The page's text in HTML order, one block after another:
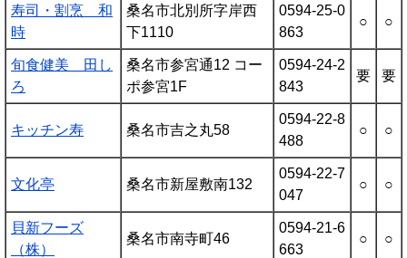
寿司・割烹 和
時
桑名市北別所字岸西
下1110
0594-25-0
863
○ ○
旬食健美 田し
ろ
桑名市参宮通12 コー
ポ参宮1F
0594-24-2
843
要 要
キッチン寿 桑名市吉之丸58
0594-22-8
488
○ ○
文化亭 桑名市新屋敷南132
0594-22-7
047
○ ○
貝新フーズ
（株）
桑名市南寺町46
0594-21-6
663
○ ○